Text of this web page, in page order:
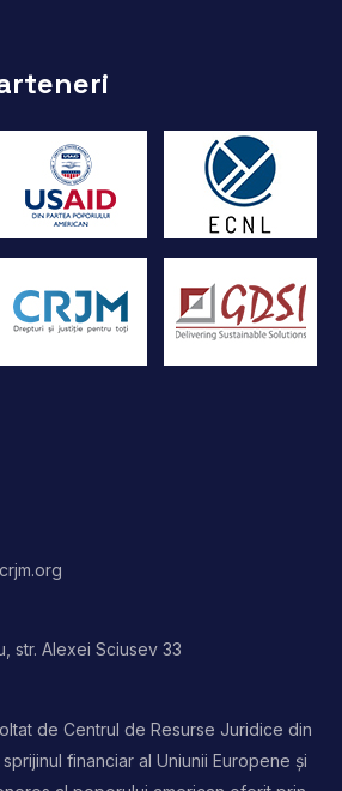
str. Alexei Sciusev 33
de Centrul de Resurse Juridice din
financiar al Uniunii Europene și